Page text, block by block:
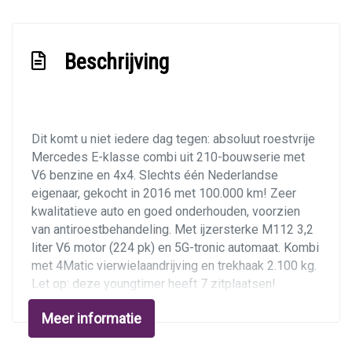
Stuurbekrachtiging
Voorstoelen verwarmd
Exterieur
Achterruitwisser en sproeier
Buitenspiegels elektrisch verstel- en
verwarmbaar
Buitenspiegels elektrisch verstelbaar
Buitenspiegels in carrosseriekleur
Beschrijving
Dit komt u niet iedere dag tegen: absoluut roestvrije
Mercedes E-klasse combi uit 210-bouwserie met
V6 benzine en 4x4. Slechts één Nederlandse
eigenaar, gekocht in 2016 met 100.000 km! Zeer
kwalitatieve auto en goed onderhouden, voorzien
van antiroestbehandeling. Met ijzersterke M112 3,2
liter V6 motor (224 pk) en 5G-tronic automaat. Kombi
met 4Matic vierwielaandrijving en trekhaak 2.100 kg.
Let op: deze youngtimer heeft 7 zitplaatsen!
Geïmporteerd in 2016 met 100.000 km door
specialist JB Over te Emmer-Compascuum. In 5 jaar
Meer informatie